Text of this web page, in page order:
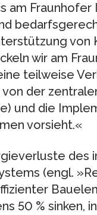
am Fraunhofer
von
wir am
teilweise
der
und die
vorsieht.«
des
(engl.
50 % sinken,